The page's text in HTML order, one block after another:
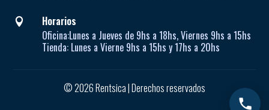

Horarios
Oficina:Lunes a Jueves de9hs a 18hs, Viernes 9hs a 15hs
Tienda: Lunes a Vierne9hs a 15hs y 17hs a 20hs
© 2026 Rentsica | Derechos reservados